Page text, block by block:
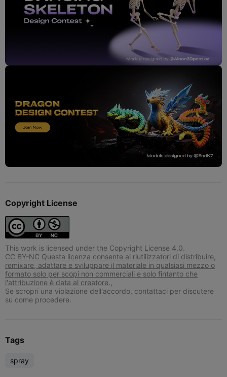
Copyright License
This work is licensed under the Copyright License 4.0.
CC BY-NC Questa licenza consente ai riutilizzatori di distribuire,
remixare, adattare e sviluppare il materiale in qualsiasi mezzo o
formato solo per scopi non commerciali e solo fintanto che
l'attribuzione è data al creatore.,
Se scropri una violazione dell'accordo, contattaci per discutere
su come procedere.
Tags
spray